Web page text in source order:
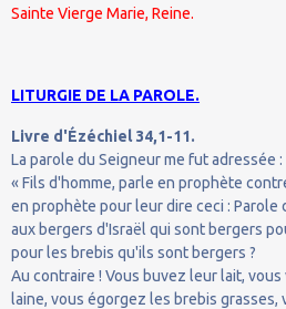
Sainte Vierge Marie, Reine.
LITURGIE DE LA PAROLE.
Livre d'Ézéchiel 34,1-11.
La parole du Seigneur me fut adressée :
« Fils d'homme, parle en prophète
en prophète pour leur dire ceci : Parole
aux bergers d'Israël qui sont bergers
pour les brebis qu'ils sont bergers ?
Au contraire ! Vous buvez leur lait,
laine, vous égorgez les brebis